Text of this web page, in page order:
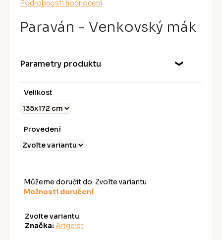
Průměrné
produktu
je
5
hvězdiček.
Podrobnosti hodnocení
Paraván - Venkovský mák
Parametry produktu
Velikost
Provedení
Můžeme doručit do: Zvolte variantu
Možnosti doručení
Zvolte variantu
Značka: Artgeist